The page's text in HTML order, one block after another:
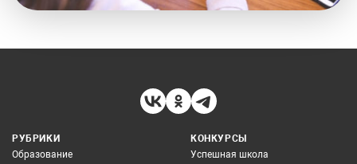
РУБРИКИ
Образование
КОНКУРСЫ
Успешная школа